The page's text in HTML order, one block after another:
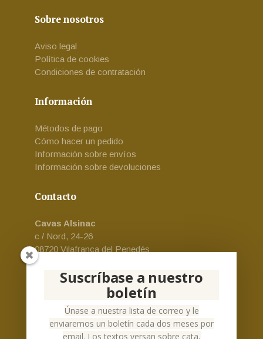
Sobre nosotros
Aviso legal
Política de cookies
Condiciones de contratación
Información
Métodos de pago
Cómo hacer un pedido
Información sobre envíos
Información sobre devoluciones
Contacto
Cavas Alsinac
c / Nord, 24-26
08720 Vilafranca del Penedés
Email:
Teléfono:+34 930 24 73 69
Español
Suscríbase a nuestro
boletín
Únase a nuestra lista de correo y le
enviaremos un boletín cada dos meses por
email. Los textos versan sobre cata,